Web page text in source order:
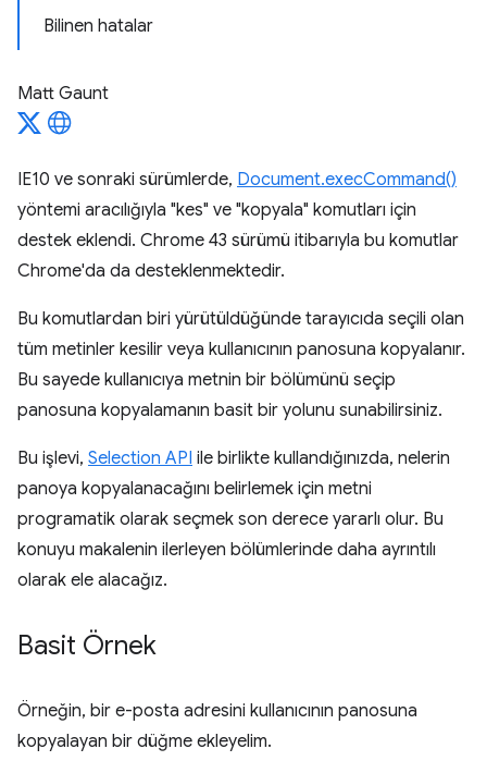
Bilinen hatalar
Matt Gaunt
IE10 ve sonraki sürümlerde, Document.execCommand()
yöntemi aracılığıyla "kes" ve "kopyala" komutları için
destek eklendi. Chrome 43 sürümü itibarıyla bu komutlar
Chrome'da da desteklenmektedir.
Bu komutlardan biri yürütüldüğünde tarayıcıda seçili olan
tüm metinler kesilir veya kullanıcının panosuna kopyalanır.
Bu sayede kullanıcıya metnin bir bölümünü seçip
panosuna kopyalamanın basit bir yolunu sunabilirsiniz.
Bu işlevi, Selection API ile birlikte kullandığınızda, nelerin
panoya kopyalanacağını belirlemek için metni
programatik olarak seçmek son derece yararlı olur. Bu
konuyu makalenin ilerleyen bölümlerinde daha ayrıntılı
olarak ele alacağız.
Basit Örnek
Örneğin, bir e-posta adresini kullanıcının panosuna
kopyalayan bir düğme ekleyelim.